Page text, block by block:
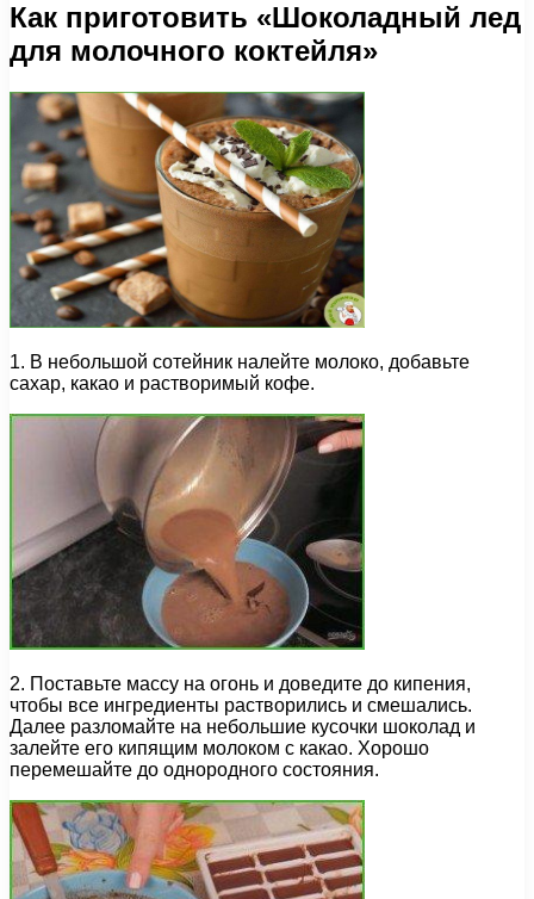
Как приготовить «Шоколадный лед
для молочного коктейля»
1. В небольшой сотейник налейте молоко, добавьте
сахар, какао и растворимый кофе.
2. Поставьте массу на огонь и доведите до кипения,
чтобы все ингредиенты растворились и смешались.
Далее разломайте на небольшие кусочки шоколад и
залейте его кипящим молоком с какао. Хорошо
перемешайте до однородного состояния.